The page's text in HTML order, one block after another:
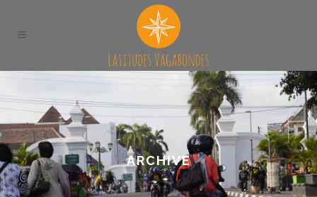
ARCHIVE